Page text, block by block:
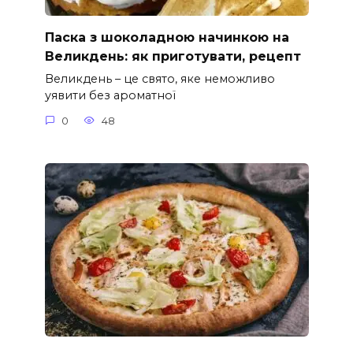
Паска з шоколадною начинкою на
Великдень: як приготувати, рецепт
Великдень – це свято, яке неможливо
уявити без ароматної
0 48